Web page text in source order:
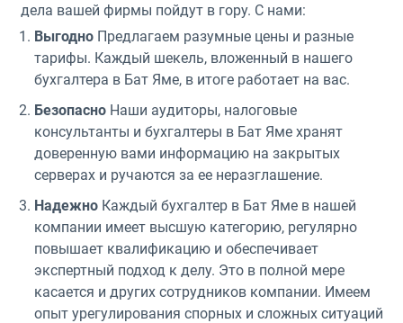
дела вашей фирмы пойдут в гору. С нами:
ВыгодноПредлагаем разумные цены и разные
тарифы. Каждый шекель, вложенный в нашего
бухгалтера в Бат Яме, в итоге работает на вас.
БезопасноНаши аудиторы, налоговые
консультанты и бухгалтеры в Бат Яме хранят
доверенную вами информацию на закрытых
серверах и ручаются за ее неразглашение.
НадежноКаждый бухгалтер в Бат Яме в нашей
компании имеет высшую категорию, регулярно
повышает квалификацию и обеспечивает
экспертный подход к делу. Это в полной мере
касается и других сотрудников компании. Имеем
опыт урегулирования спорных и сложных ситуаций